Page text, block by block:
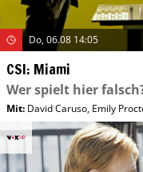
Do, 06.08 14:05
CSI: Miami
Wer spielt hier
Mit: David Caruso, Emily